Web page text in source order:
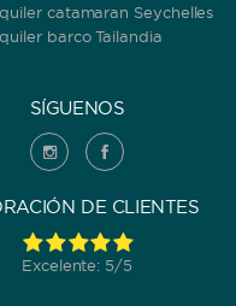
catamaran Seychelles
barco Tailandia
SÍGUENOS
DE CLIENTES
Excelente: 5/5